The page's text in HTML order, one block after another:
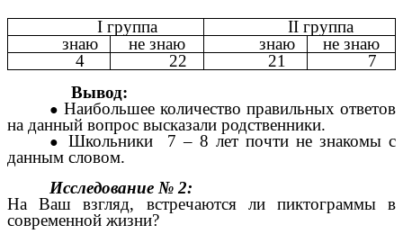
I группа
II группа
знаю
не знаю знаю
не знаю
4
22 21
7
Вывод:
Наибольшее количество правильных ответов
на данный вопрос высказали родственники.
Школьники 7 – 8 лет почти не знакомы с
данным словом.
Исследование № 2:
На Ваш взгляд, встречаются ли пиктограммы в
современной жизни?